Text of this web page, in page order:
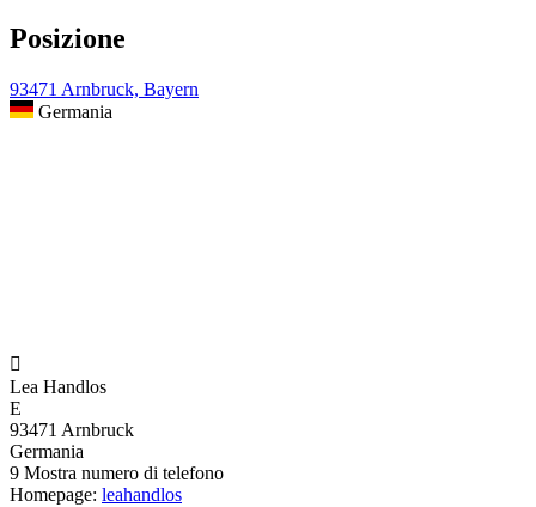
Posizione
93471 Arnbruck, Bayern
Germania

Lea Handlos
E
93471 Arnbruck
Germania
9 Mostra numero di telefono
Homepage: leahandlos